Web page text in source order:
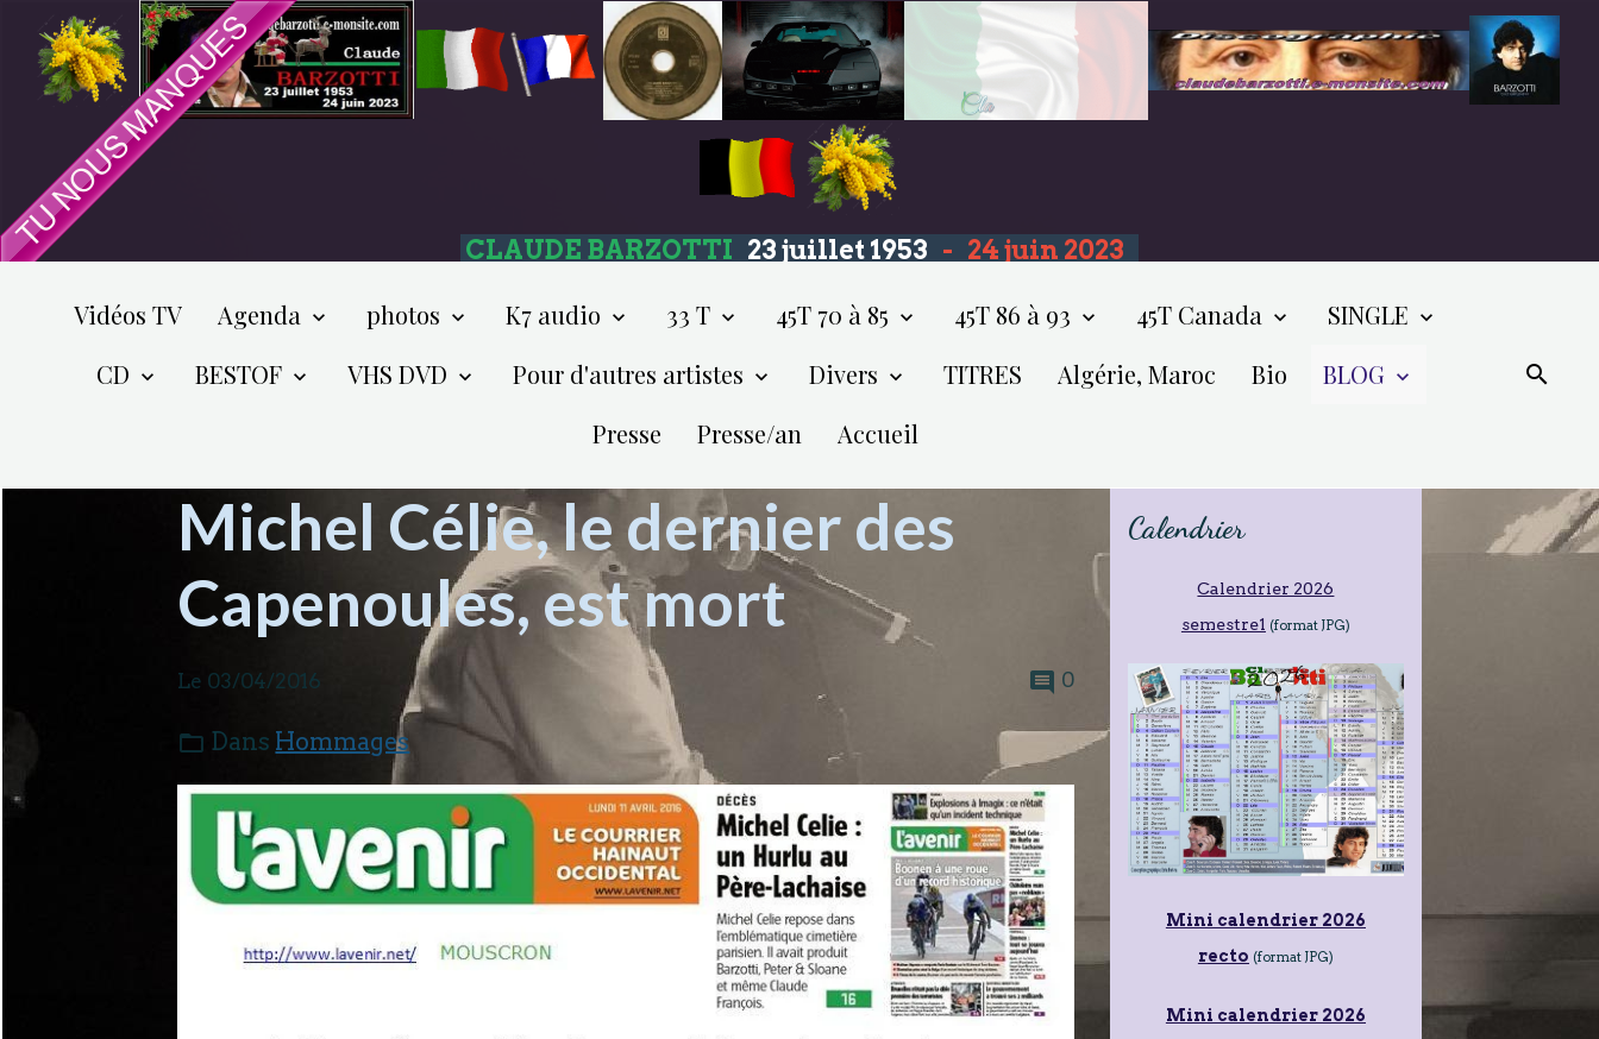
CLAUDE BARZOTTI 23 juillet 1953 - 24 juin 2023
Vidéos TV Agenda photos K7 audio 33 T 45T 70 à 85 45T 86 à 93 45T Canada
SINGLE
CD
BESTOF VHS DVD Pour d'autres artistes Divers TITRES Algérie, Maroc Bio
BLOG
Presse
Presse/an Accueil
Michel Célie, le dernier des
Capenoules, est mort
Le 03/04/2016 0
Dans Hommages
Calendrier
Calendrier 2026
semestre1 (format JPG)
Mini calendrier 2026
recto (format JPG)
Mini calendrier 2026